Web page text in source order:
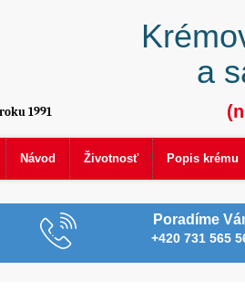
Návod Životnosť Popis krému
a
1991
Poradíme
+420 731 565